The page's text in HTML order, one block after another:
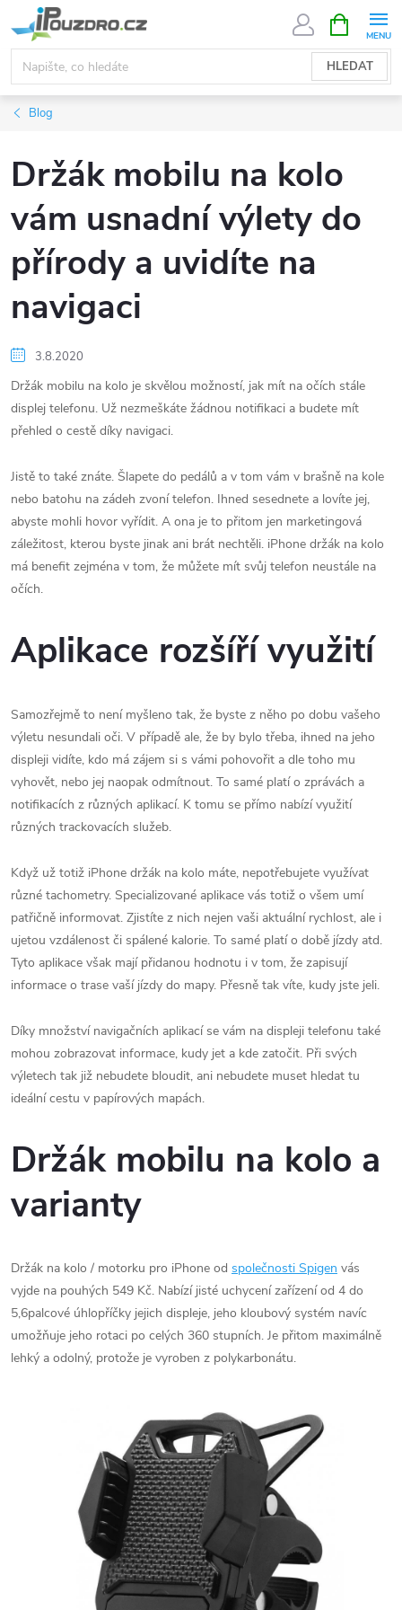
na
obsah
HLEDAT
NÁKUPNÍ
KOŠÍK
Blog
Držák mobilu na kolo
vám usnadní výlety do
přírody a uvidíte na
navigaci
3.8.2020
Držák mobilu na kolo je skvělou možností, jak mít na očích stále
displej telefonu. Už nezmeškáte žádnou notifikaci a budete mít
přehled o cestě díky navigaci.
Jistě to také znáte. Šlapete do pedálů a v tom vám v brašně na kole
nebo batohu na zádeh zvoní telefon. Ihned sesednete a lovíte jej,
abyste mohli hovor vyřídit. A ona je to přitom jen marketingová
záležitost, kterou byste jinak ani brát nechtěli. iPhone držák na kolo
má benefit zejména v tom, že můžete mít svůj telefon neustále na
očích.
Aplikace rozšíří využití
Samozřejmě to není myšleno tak, že byste z něho po dobu vašeho
výletu nesundali oči. V případě ale, že by bylo třeba, ihned na jeho
displeji vidíte, kdo má zájem si s vámi pohovořit a dle toho mu
vyhovět, nebo jej naopak odmítnout. To samé platí o zprávách a
notifikacích z různých aplikací. K tomu se přímo nabízí využití
různých trackovacích služeb.
Když už totiž iPhone držák na kolo máte, nepotřebujete využívat
různé tachometry. Specializované aplikace vás totiž o všem umí
patřičně informovat. Zjistíte z nich nejen vaši aktuální rychlost, ale i
ujetou vzdálenost či spálené kalorie. To samé platí o době jízdy atd.
Tyto aplikace však mají přidanou hodnotu i v tom, že zapisují
informace o trase vaší jízdy do mapy. Přesně tak víte, kudy jste jeli.
Díky množství navigačních aplikací se vám na displeji telefonu také
mohou zobrazovat informace, kudy jet a kde zatočit. Při svých
výletech tak již nebudete bloudit, ani nebudete muset hledat tu
ideální cestu v papírových mapách.
Držák mobilu na kolo a
varianty
Držák na kolo / motorku pro iPhone od společnosti Spigen vás
vyjde na pouhých 549 Kč. Nabízí jisté uchycení zařízení od 4 do
5,6palcové úhlopříčky jejich displeje, jeho kloubový systém navíc
umožňuje jeho rotaci po celých 360 stupních. Je přitom maximálně
lehký a odolný, protože je vyroben z polykarbonátu.